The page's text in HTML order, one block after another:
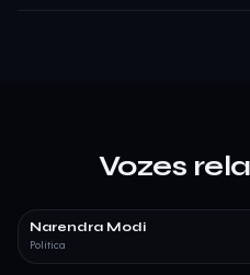
Vozes
Narendra Modi
Política